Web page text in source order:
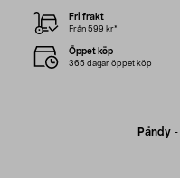
Pändy -
Fri frakt
Från 599 kr*
Öppet köp
365 dagar öppet köp